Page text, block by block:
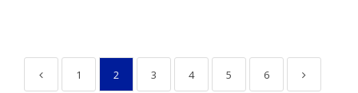
1 2 3 4 5 6